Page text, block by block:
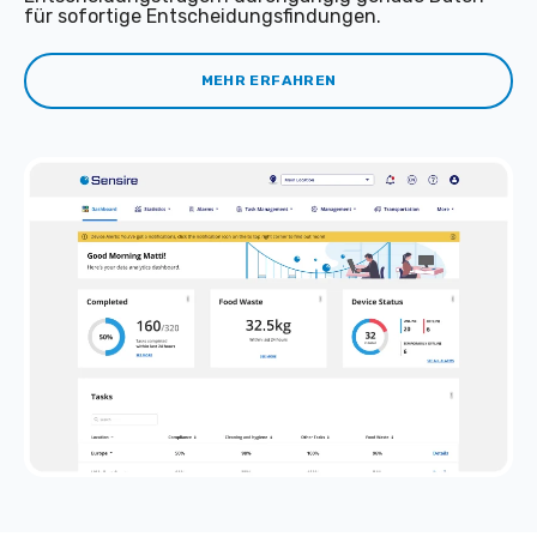
für sofortige Entscheidungsfindungen.
MEHR ERFAHREN